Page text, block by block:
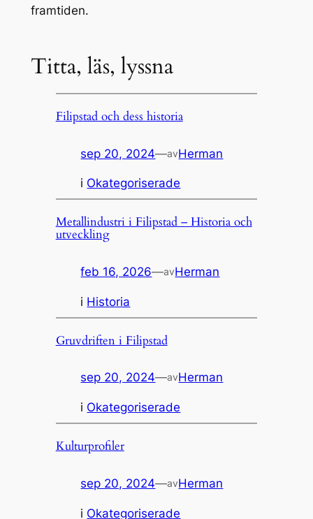
framtiden.
Titta, läs, lyssna
Filipstad och dess historia
sep 20, 2024—avHerman
i Okategoriserade
Metallindustri i Filipstad – Historia och
utveckling
feb 16, 2026—avHerman
i Historia
Gruvdriften i Filipstad
sep 20, 2024—avHerman
i Okategoriserade
Kulturprofiler
sep 20, 2024—avHerman
i Okategoriserade